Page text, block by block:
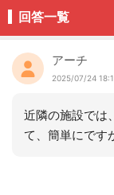
回答一覧
アーチ
2025/07/24
近隣の施設では
て、簡単にです